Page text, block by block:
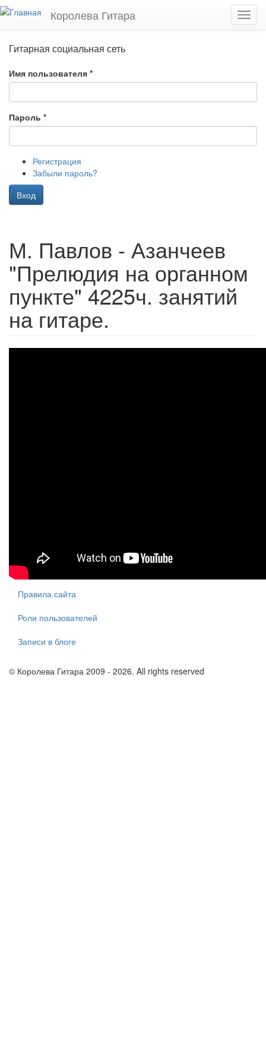
Перейти к основному содержанию
Королева Гитара
Гитарная социальная сеть
Имя пользователя *
Пароль *
Регистрация
Забыли пароль?
Вход
М. Павлов - Азанчеев
"Прелюдия на органном
пункте" 4225ч. занятий
на гитаре.
Правила сайта
Роли пользователей
Записи в блоге
© Королева Гитара 2009 - 2026. All rights reserved